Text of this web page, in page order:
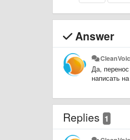
Answer
Да,
написать
Replies 1